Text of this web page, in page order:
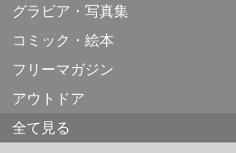
グラビア・写真集
コミック・絵本
フリーマガジン
アウトドア
全て見る